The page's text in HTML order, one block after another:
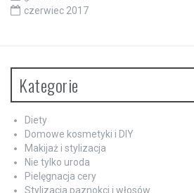
czerwiec 2017
Kategorie
Diety
Domowe kosmetyki i DIY
Makijaż i stylizacja
Nie tylko uroda
Pielęgnacja cery
Stylizacja paznokci i włosów